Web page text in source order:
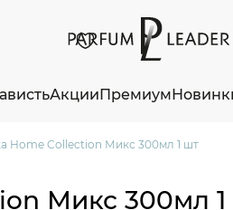
АкцииПремиум
Home Collection Микс 300мл 1 шт
Микс 300мл 1